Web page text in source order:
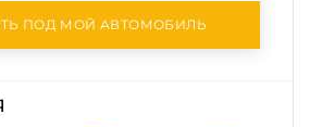
ПОД МОЙ АВТОМОБИЛЬ